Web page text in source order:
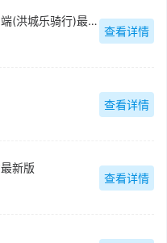
南昌公共自行车客户端(洪城乐骑行)最新版
查看详情
查看详情
新版
查看详情